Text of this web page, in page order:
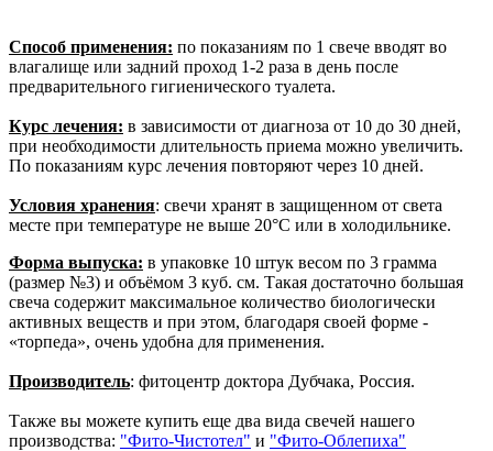
Способ применения: по показаниям по 1 свече вводят во
влагалище или задний проход 1-2 раза в день после
предварительного гигиенического туалета.
Курс лечения: в зависимости от диагноза от 10 до 30 дней,
при необходимости длительность приема можно увеличить.
По показаниям курс лечения повторяют через 10 дней.
Условия хранения: свечи хранят в защищенном от света
месте при температуре не выше 20°С или в холодильнике.
Форма выпуска: в упаковке 10 штук весом по 3 грамма
(размер №3) и объёмом 3 куб. см. Такая достаточно большая
свеча содержит максимальное количество биологически
активных веществ и при этом, благодаря своей форме -
«торпеда», очень удобна для применения.
Производитель: фитоцентр доктора Дубчака, Россия.
Также вы можете купить еще два вида свечей нашего
производства: "Фито-Чистотел" и "Фито-Облепиха"